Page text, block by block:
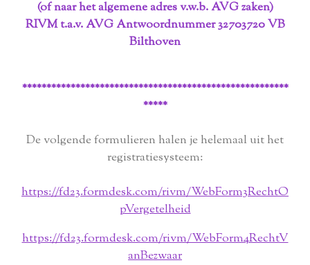
(of naar het algemene adres v.w.b. AVG zaken)
RIVM t.a.v. AVG Antwoordnummer 32703720 VB
Bilthoven
*******************************************************
*****
De volgende formulieren halen je helemaal uit het
registratiesysteem:
https://fd23.formdesk.com/rivm/WebForm3RechtO
pVergetelheid
https://fd23.formdesk.com/rivm/WebForm4RechtV
anBezwaar